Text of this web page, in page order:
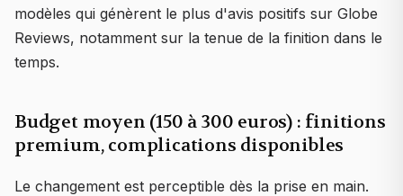
modèles qui génèrent le plus d'avis positifs sur Globe
Reviews, notamment sur la tenue de la finition dans le
temps.
Budget moyen (150 à 300 euros) : finitions
premium, complications disponibles
Le changement est perceptible dès la prise en main.